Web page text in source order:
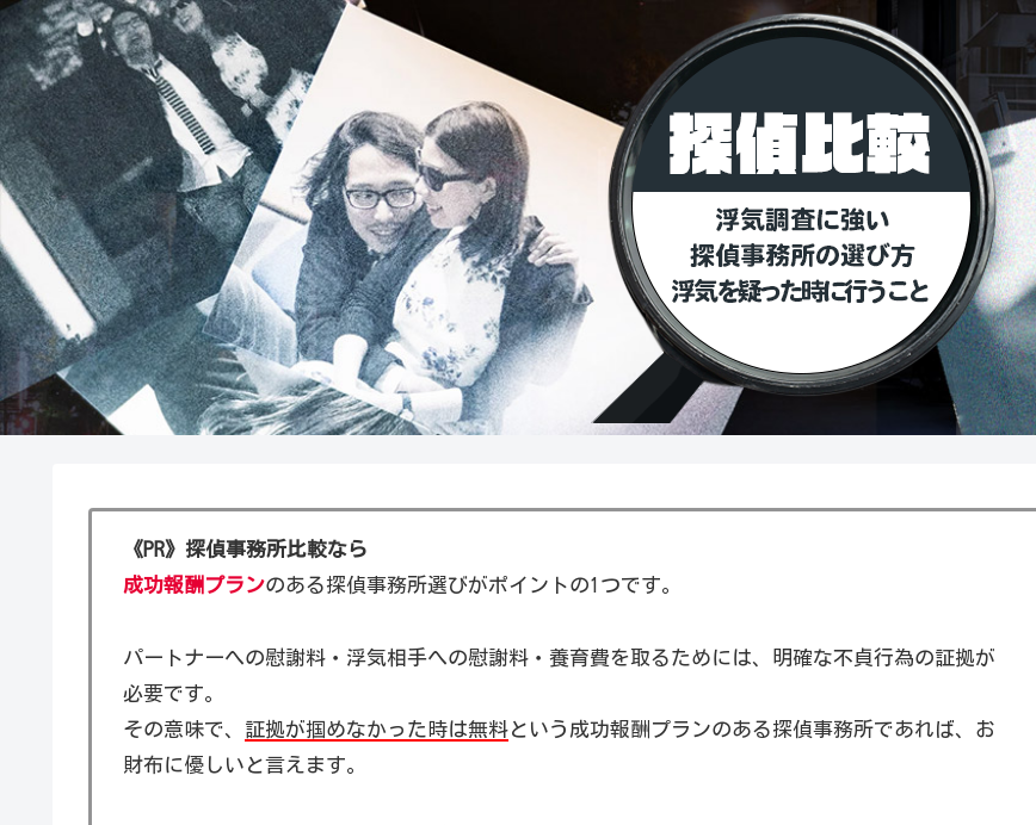
《PR》探偵事務所比較なら
成功報酬プランのある探偵事務所選びがポイントの1つです。
パートナーへの慰謝料・浮気相手への慰謝料・養育費を取るためには、明確な不貞行為の証拠が
必要です。
その意味で、 証拠が掴めなかった時は無料という成功報酬プランのある探偵事務所であれば、お
財布に優しいと言えます。